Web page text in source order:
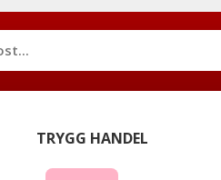
TRYGG HANDEL